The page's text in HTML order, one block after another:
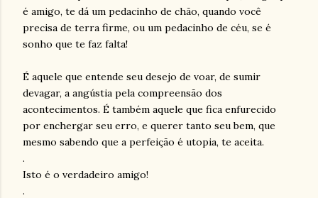
é amigo, te dá um pedacinho de chão, quando você
precisa de terra firme, ou um pedacinho de céu, se é
sonho que te faz falta!
É aquele que entende seu desejo de voar, de sumir
devagar, a angústia pela compreensão dos
acontecimentos. É também aquele que fica enfurecido
por enchergar seu erro, e querer tanto seu bem, que
mesmo sabendo que a perfeição é utopia, te aceita.
.
Isto é o verdadeiro amigo!
.